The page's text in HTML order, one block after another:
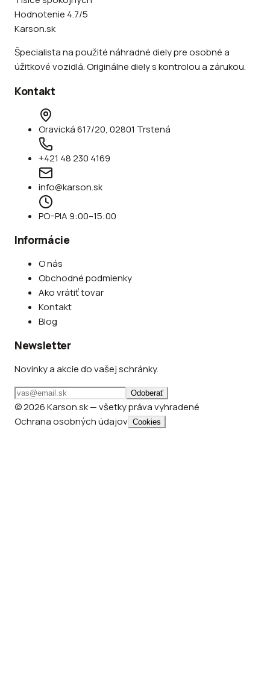
Hodnotenie 4.7/5
Karson.sk
Špecialista na použité náhradné diely pre osobné a
úžitkové vozidlá. Originálne diely s kontrolou a zárukou.
Kontakt
Oravická 617/20, 02801 Trstená
+421 48 230 4169
info@karson.sk
PO–PIA 9:00–15:00
Informácie
O nás
Obchodné podmienky
Ako vrátiť tovar
Kontakt
Blog
Newsletter
Novinky a akcie do vašej schránky.
Odoberať
© 2026 Karson.sk — všetky práva vyhradené
Ochrana osobných údajov Cookies